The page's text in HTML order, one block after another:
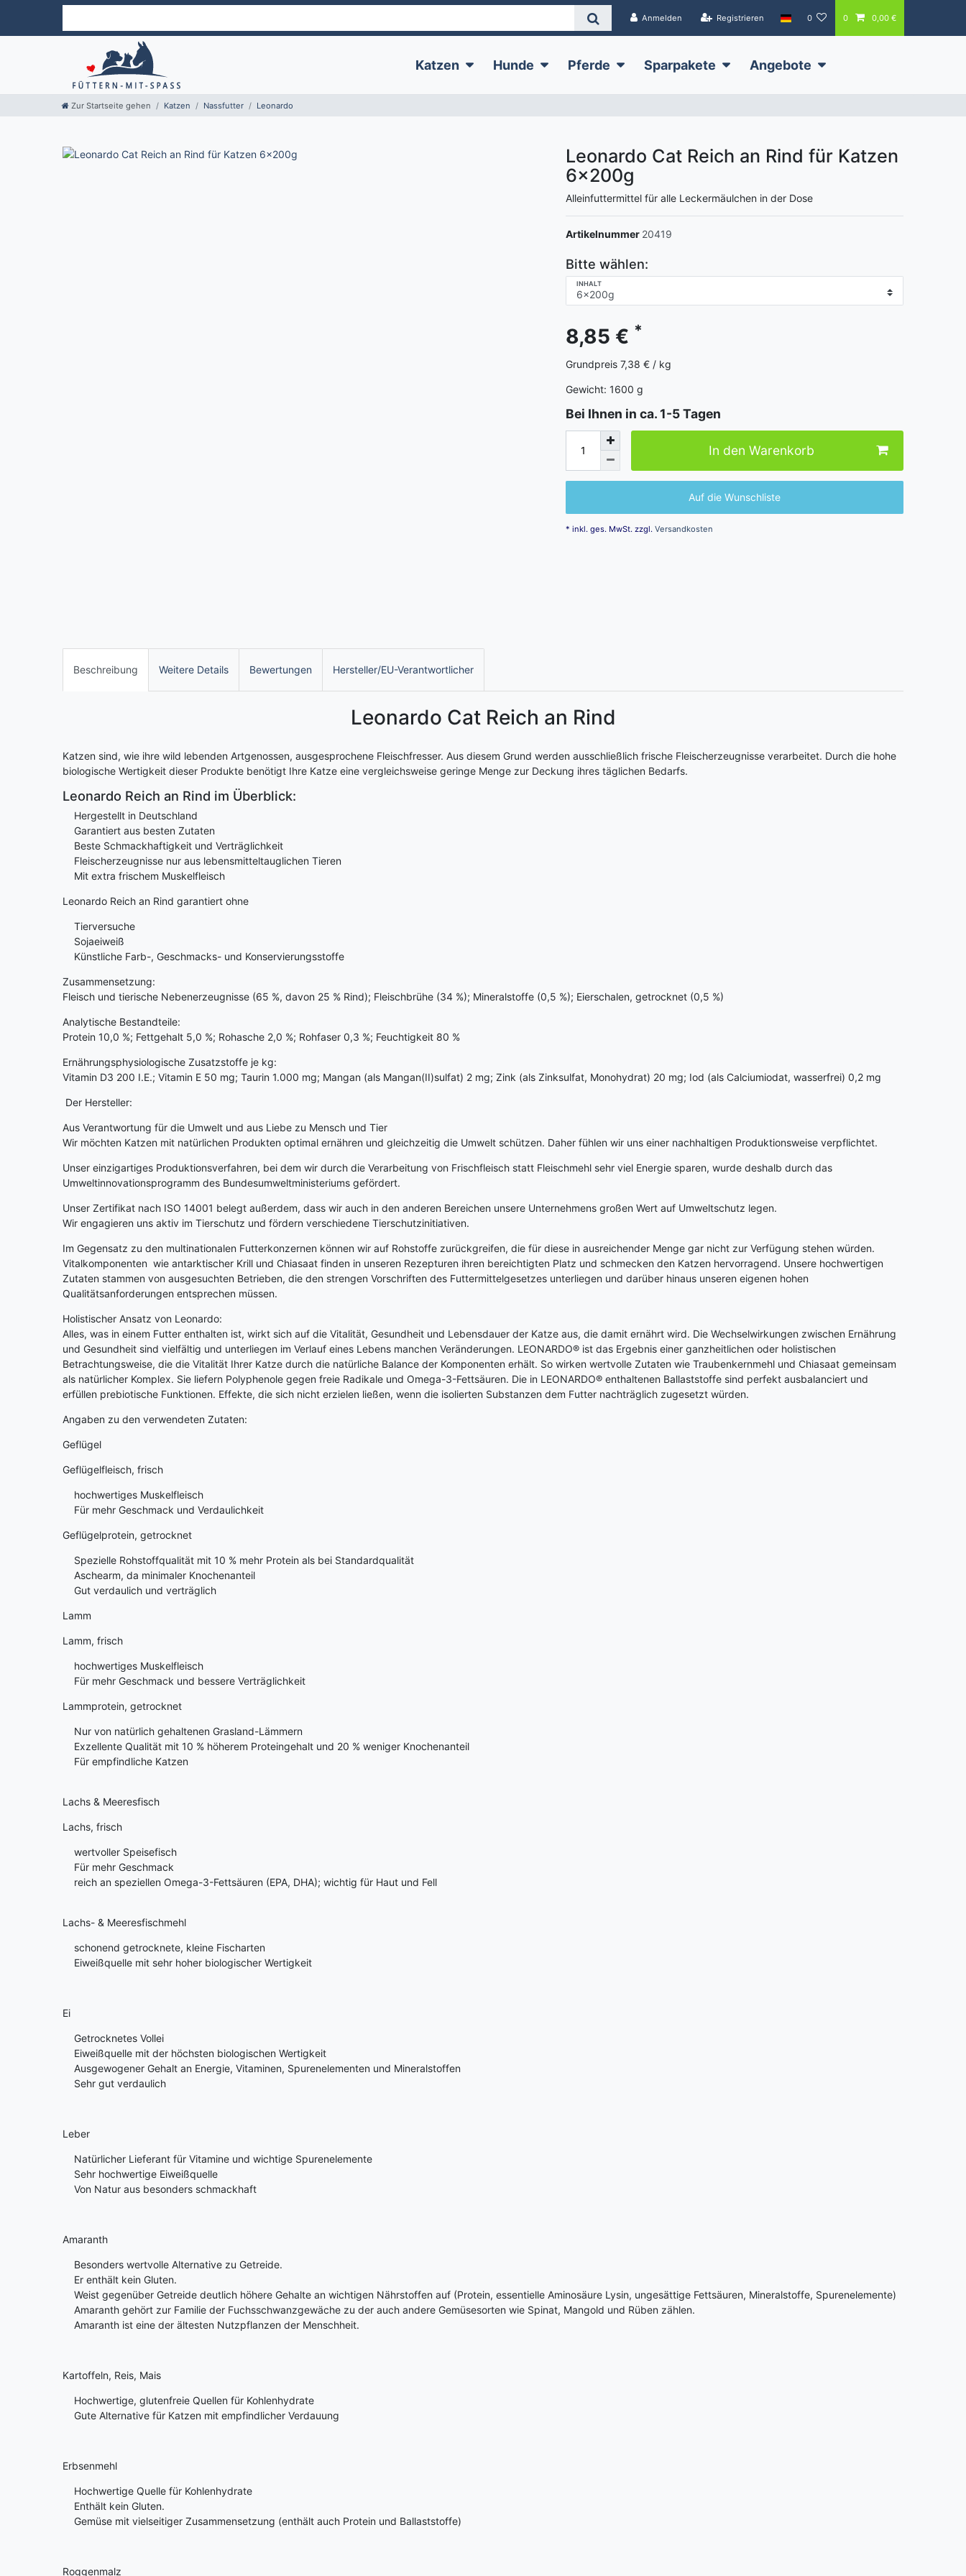
Anmelden Registrieren 0 0 0,00 €
Katzen Hunde Pferde Sparpakete Angebote
Zur Startseite gehen Katzen Nassfutter Leonardo
Leonardo Cat Reich an Rind für Katzen
6x200g
Alleinfuttermittel für alle Leckermäulchen in der Dose
Artikelnummer 20419
Bitte wählen:
INHALT
8,85 € *
Grundpreis 7,38 € / kg
Gewicht: 1600 g
Bei Ihnen in ca. 1-5 Tagen
In den Warenkorb
Auf die Wunschliste
* inkl. ges. MwSt. zzgl. Versandkosten
Beschreibung Weitere Details Bewertungen Hersteller/EU-Verantwortlicher
Leonardo Cat Reich an Rind
Katzen sind, wie ihre wild lebenden Artgenossen, ausgesprochene Fleischfresser. Aus diesem Grund werden ausschließlich frische Fleischerzeugnisse verarbeitet. Durch die hohe
biologische Wertigkeit dieser Produkte benötigt Ihre Katze eine vergleichsweise geringe Menge zur Deckung ihres täglichen Bedarfs.
Leonardo Reich an Rind im Überblick:
Hergestellt in Deutschland
Garantiert aus besten Zutaten
Beste Schmackhaftigkeit und Verträglichkeit
Fleischerzeugnisse nur aus lebensmitteltauglichen Tieren
Mit extra frischem Muskelfleisch
Leonardo Reich an Rind garantiert ohne
Tierversuche
Sojaeiweiß
Künstliche Farb-, Geschmacks- und Konservierungsstoffe
Zusammensetzung:
Fleisch und tierische Nebenerzeugnisse (65 %, davon 25 % Rind); Fleischbrühe (34 %); Mineralstoffe (0,5 %); Eierschalen, getrocknet (0,5 %)
Analytische Bestandteile:
Protein 10,0 %; Fettgehalt 5,0 %; Rohasche 2,0 %; Rohfaser 0,3 %; Feuchtigkeit 80 %
Ernährungsphysiologische Zusatzstoffe je kg:
Vitamin D3 200 I.E.; Vitamin E 50 mg; Taurin 1.000 mg; Mangan (als Mangan(II)sulfat) 2 mg; Zink (als Zinksulfat, Monohydrat) 20 mg; Iod (als Calciumiodat, wasserfrei) 0,2 mg
Der Hersteller:
Aus Verantwortung für die Umwelt und aus Liebe zu Mensch und Tier
Wir möchten Katzen mit natürlichen Produkten optimal ernähren und gleichzeitig die Umwelt schützen. Daher fühlen wir uns einer nachhaltigen Produktionsweise verpflichtet.
Unser einzigartiges Produktionsverfahren, bei dem wir durch die Verarbeitung von Frischfleisch statt Fleischmehl sehr viel Energie sparen, wurde deshalb durch das
Umweltinnovationsprogramm des Bundesumweltministeriums gefördert.
Unser Zertifikat nach ISO 14001 belegt außerdem, dass wir auch in den anderen Bereichen unsere Unternehmens großen Wert auf Umweltschutz legen.
Wir engagieren uns aktiv im Tierschutz und fördern verschiedene Tierschutzinitiativen.
Im Gegensatz zu den multinationalen Futterkonzernen können wir auf Rohstoffe zurückgreifen, die für diese in ausreichender Menge gar nicht zur Verfügung stehen würden.
Vitalkomponenten wie antarktischer Krill und Chiasaat finden in unseren Rezepturen ihren bereichtigten Platz und schmecken den Katzen hervorragend. Unsere hochwertigen
Zutaten stammen von ausgesuchten Betrieben, die den strengen Vorschriften des Futtermittelgesetzes unterliegen und darüber hinaus unseren eigenen hohen
Qualitätsanforderungen entsprechen müssen.
Holistischer Ansatz von Leonardo:
Alles, was in einem Futter enthalten ist, wirkt sich auf die Vitalität, Gesundheit und Lebensdauer der Katze aus, die damit ernährt wird. Die Wechselwirkungen zwischen Ernährung
und Gesundheit sind vielfältig und unterliegen im Verlauf eines Lebens manchen Veränderungen. LEONARDO® ist das Ergebnis einer ganzheitlichen oder holistischen
Betrachtungsweise, die die Vitalität Ihrer Katze durch die natürliche Balance der Komponenten erhält. So wirken wertvolle Zutaten wie Traubenkernmehl und Chiasaat gemeinsam
als natürlicher Komplex. Sie liefern Polyphenole gegen freie Radikale und Omega-3-Fettsäuren. Die in LEONARDO® enthaltenen Ballaststoffe sind perfekt ausbalanciert und
erfüllen prebiotische Funktionen. Effekte, die sich nicht erzielen ließen, wenn die isolierten Substanzen dem Futter nachträglich zugesetzt würden.
Angaben zu den verwendeten Zutaten:
Geflügel
Geflügelfleisch, frisch
hochwertiges Muskelfleisch
Für mehr Geschmack und Verdaulichkeit
Geflügelprotein, getrocknet
Spezielle Rohstoffqualität mit 10 % mehr Protein als bei Standardqualität
Aschearm, da minimaler Knochenanteil
Gut verdaulich und verträglich
Lamm
Lamm, frisch
hochwertiges Muskelfleisch
Für mehr Geschmack und bessere Verträglichkeit
Lammprotein, getrocknet
Nur von natürlich gehaltenen Grasland-Lämmern
Exzellente Qualität mit 10 % höherem Proteingehalt und 20 % weniger Knochenanteil
Für empfindliche Katzen
Lachs & Meeresfisch
Lachs, frisch
wertvoller Speisefisch
Für mehr Geschmack
reich an speziellen Omega-3-Fettsäuren (EPA, DHA); wichtig für Haut und Fell
Lachs- & Meeresfischmehl
schonend getrocknete, kleine Fischarten
Eiweißquelle mit sehr hoher biologischer Wertigkeit
Ei
Getrocknetes Vollei
Eiweißquelle mit der höchsten biologischen Wertigkeit
Ausgewogener Gehalt an Energie, Vitaminen, Spurenelementen und Mineralstoffen
Sehr gut verdaulich
Leber
Natürlicher Lieferant für Vitamine und wichtige Spurenelemente
Sehr hochwertige Eiweißquelle
Von Natur aus besonders schmackhaft
Amaranth
Besonders wertvolle Alternative zu Getreide.
Er enthält kein Gluten.
Weist gegenüber Getreide deutlich höhere Gehalte an wichtigen Nährstoffen auf (Protein, essentielle Aminosäure Lysin, ungesättige Fettsäuren, Mineralstoffe, Spurenelemente)
Amaranth gehört zur Familie der Fuchsschwanzgewäche zu der auch andere Gemüsesorten wie Spinat, Mangold und Rüben zählen.
Amaranth ist eine der ältesten Nutzpflanzen der Menschheit.
Kartoffeln, Reis, Mais
Hochwertige, glutenfreie Quellen für Kohlenhydrate
Gute Alternative für Katzen mit empfindlicher Verdauung
Erbsenmehl
Hochwertige Quelle für Kohlenhydrate
Enthält kein Gluten.
Gemüse mit vielseitiger Zusammensetzung (enthält auch Protein und Ballaststoffe)
Roggenmalz